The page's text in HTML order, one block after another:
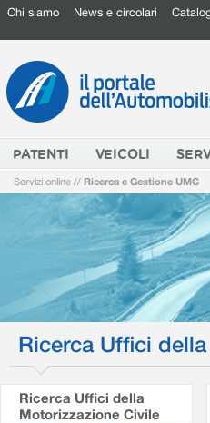
Chi siamo News e circolari
PATENTI VEICOLI
Servizi online // Ricerca e Gestione UMC
Ricerca Uffici
Ricerca Uffici della
Motorizzazione Civile